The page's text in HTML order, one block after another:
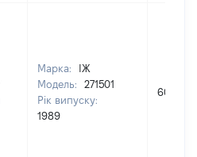
Марка:
ІЖ
Модель:
271501
Рік випуску:
1989
6000